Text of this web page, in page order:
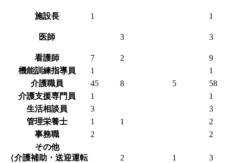
施設長 1 1
医師 3 3
看護師 7 2
9
機能訓練指導員
1
1
介護職員
45 8 5
58
介護支援専門員
1
1
生活相談員
3
3
管理栄養士
1 1
2
事務職
2
2
その他
（介護補助・送迎運転
2 1 3